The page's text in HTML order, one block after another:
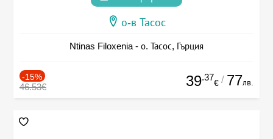
о-в Тасос
Ntinas Filoxenia - о. Тасос, Гърция
-15%
46.53€ 39.37
€ / 77лв.